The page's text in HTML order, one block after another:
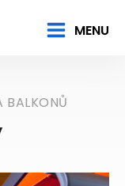
MENU
BALKONŮ